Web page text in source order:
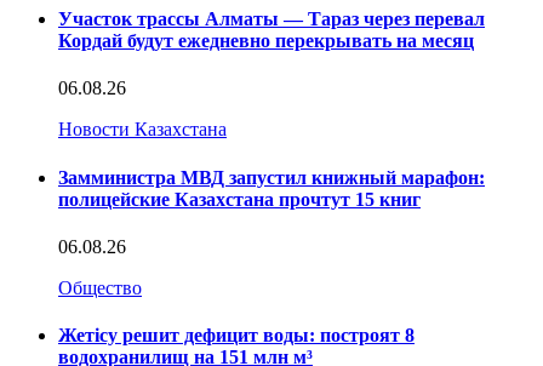
Участок трассы Алматы — Тараз через перевал
Кордай будут ежедневно перекрывать на месяц
06.08.26
Новости Казахстана
Замминистра МВД запустил книжный марафон:
полицейские Казахстана прочтут 15 книг
06.08.26
Общество
Жетісу решит дефицит воды: построят 8
водохранилищ на 151 млн м³